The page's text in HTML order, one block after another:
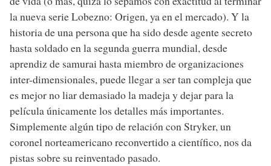
la nueva serie Lobezno: Origen, ya en el mercado). Y la
historia de una persona que ha sido desde agente secreto
hasta soldado en la segunda guerra mundial, desde
aprendiz de samurai hasta miembro de organizaciones
inter-dimensionales, puede llegar a ser tan compleja que
es mejor no liar demasiado la madeja y dejar para la
película únicamente los detalles más importantes.
Simplemente algún tipo de relación con Stryker, un
coronel norteamericano reconvertido a científico, nos da
pistas sobre su reinventado pasado.